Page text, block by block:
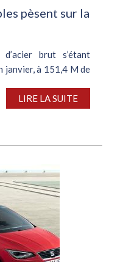
pèsent sur la
brut s’étant
janvier, à 151,4 M de
seuls l’Inde, alors
LIRE LA SUITE